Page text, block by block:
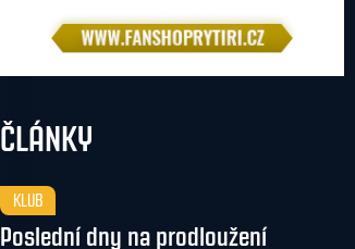
ČLÁNKY
KLUB
Poslední dny na prodloužení